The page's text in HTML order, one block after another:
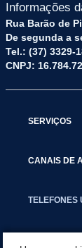
Informações
Rua Barão de
De segunda a
Tel.: (37) 3329-
CNPJ:
SERVIÇOS
CANAIS DE
TELEFONES